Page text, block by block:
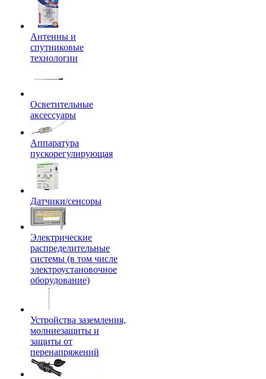
Антенны и
спутниковые
технологии
Осветительные
аксессуары
Аппаратура
пускорегулирующая
Датчики/сенсоры
Электрические
распределительные
системы (в том числе
электроустановочное
оборудование)
Устройства заземления,
молниезащиты и
защиты от
перенапряжений